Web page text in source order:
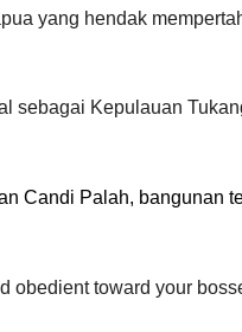
yang hendak
sebagai Kepulauan
Candi Palah, bangunan
obedient toward your